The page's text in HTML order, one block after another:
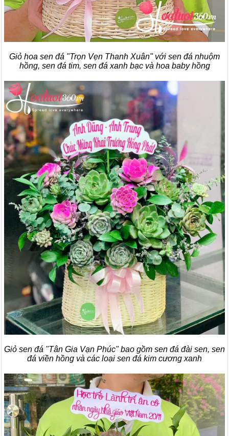
Giỏ hoa sen đá "Trọn Vẹn Thanh Xuân" với sen đá nhuộm
hồng, sen đá tim, sen đá xanh bạc và hoa baby hồng
Giỏ sen đá "Tân Gia Vạn Phúc" bao gồm sen đá đài sen, sen
đá viền hồng và các loại sen đá kim cương xanh